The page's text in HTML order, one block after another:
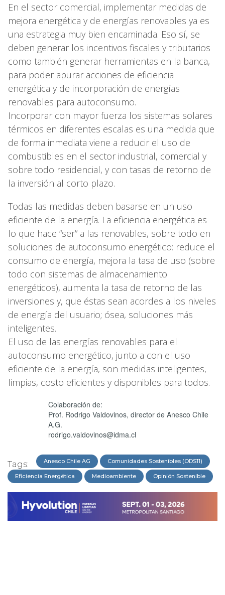
En el sector comercial, implementar medidas de
mejora energética y de energías renovables ya es
una estrategia muy bien encaminada. Eso sí, se
deben generar los incentivos fiscales y tributarios
como también generar herramientas en la banca,
para poder apurar acciones de eficiencia
energética y de incorporación de energías
renovables para autoconsumo.
Incorporar con mayor fuerza los sistemas solares
térmicos en diferentes escalas es una medida que
de forma inmediata viene a reducir el uso de
combustibles en el sector industrial, comercial y
sobre todo residencial, y con tasas de retorno de
la inversión al corto plazo.
Todas las medidas deben basarse en un uso
eficiente de la energía. La eficiencia energética es
lo que hace “ser” a las renovables, sobre todo en
soluciones de autoconsumo energético: reduce el
consumo de energía, mejora la tasa de uso (sobre
todo con sistemas de almacenamiento
energéticos), aumenta la tasa de retorno de las
inversiones y, que éstas sean acordes a los niveles
de energía del usuario; ósea, soluciones más
inteligentes.
El uso de las energías renovables para el
autoconsumo energético, junto a con el uso
eficiente de la energía, son medidas inteligentes,
limpias, costo eficientes y disponibles para todos.
Colaboración de:
Prof. Rodrigo Valdovinos, director de Anesco Chile
A.G.
rodrigo.valdovinos@idma.cl
Tags: Anesco Chile AG Comunidades Sostenibles (ODS11)
Eficiencia Energética Medioambiente Opinión Sostenible